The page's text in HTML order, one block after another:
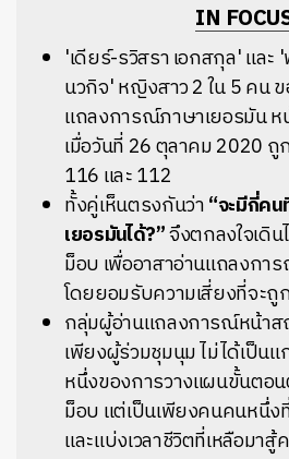
IN
'เดียร์-รวิสรา เอกสกุล' แล
นวกิจ' หญิงสาว 2 ใน 5 คน
แถลงการณ์ภาษาเยอรมัน
เมื่อวันที่ 26 ตุลาคม 2020
116 และ 112
ทั้งคู่เห็นตรงกันว่า“จะมีกี่ค
เยอรมันได้?”จึงตกลงใจเดิ
ม็อบ เพื่ออาสาอ่านแถลงกา
โดยยอมรับความเสี่ยงที่จะถู
กลุ่มผู้อ่านแถลงการณ์หน้าส
เพียงผู้ร่วมชุมนุม ไม่ได้เป็น
หนึ่งของการวางแผนขั้นตอ
ม็อบ แต่เป็นเพียงคนคนหนึ่
และแบ่งเวลาชีวิตที่เหลือมา